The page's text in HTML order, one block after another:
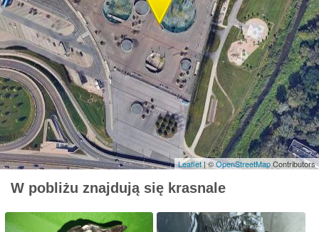
Leaflet| ©OpenStreetMapContributors
W pobliżu znajdują się krasnale